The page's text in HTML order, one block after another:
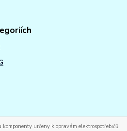
komponenty určeny k opravám elektrospotřebičů,